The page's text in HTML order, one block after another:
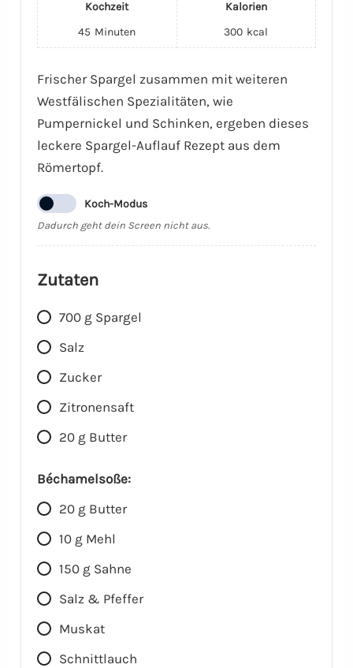
Kochzeit
45 Minuten
Kalorien
300 kcal
Frischer Spargel zusammen mit weiteren
Westfälischen Spezialitäten, wie
Pumpernickel und Schinken, ergeben dieses
leckere Spargel-Auflauf Rezept aus dem
Römertopf.
Koch-Modus
Dadurch geht dein Screen nicht aus.
Zutaten
700 g Spargel
Salz
Zucker
Zitronensaft
20 g Butter
Béchamelsoße:
20 g Butter
10 g Mehl
150 g Sahne
Salz & Pfeffer
Muskat
Schnittlauch